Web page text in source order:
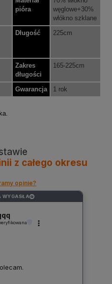
pióra
węglowe+30%
włókno szklane
Długość 225cm
Zakres
długości
165-225cm
Gwarancja 1 rok
z całego okresu
opinie?
WYGASŁA ?